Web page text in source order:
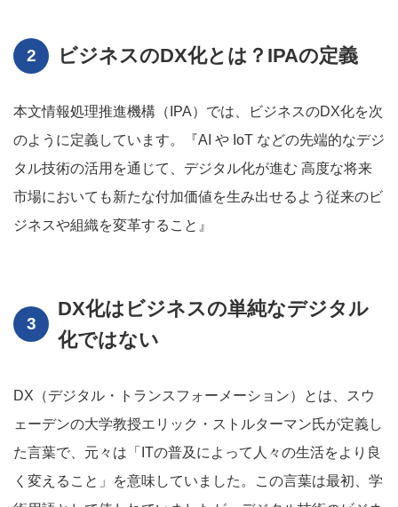
ビジネスのDX化とは？IPAの定義
本文情報処理推進機構（IPA）では、ビジネスのDX化を次
のように定義しています。『AI や IoT などの先端的なデジ
タル技術の活用を通じて、デジタル化が進む 高度な将来
市場においても新たな付加価値を生み出せるよう従来のビ
ジネスや組織を変革すること』
DX化はビジネスの単純なデジタル
化ではない
DX（デジタル・トランスフォーメーション）とは、スウ
ェーデンの大学教授エリック・ストルターマン氏が定義し
た言葉で、元々は「ITの普及によって人々の生活をより良
く変えること」を意味していました。この言葉は最初、学